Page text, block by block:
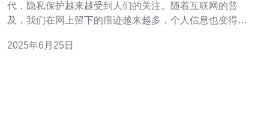
代，隐私保护越来越受到人们的关注。随着互联网的普
及，我们在网上留下的痕迹越来越多，个人信息也变得越
IP服务器成为了很多人的选择。荷兰作为欧洲网络自由度
2025年6月25日